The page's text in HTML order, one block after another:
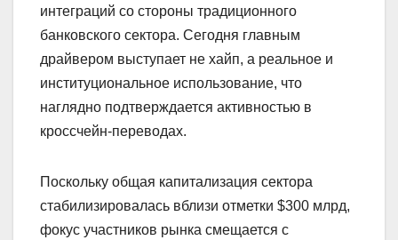
интеграций со стороны традиционного
банковского сектора. Сегодня главным
драйвером выступает не хайп, а реальное и
институциональное использование, что
наглядно подтверждается активностью в
кроссчейн-переводах.
Поскольку общая капитализация сектора
стабилизировалась вблизи отметки $300 млрд,
фокус участников рынка смещается с